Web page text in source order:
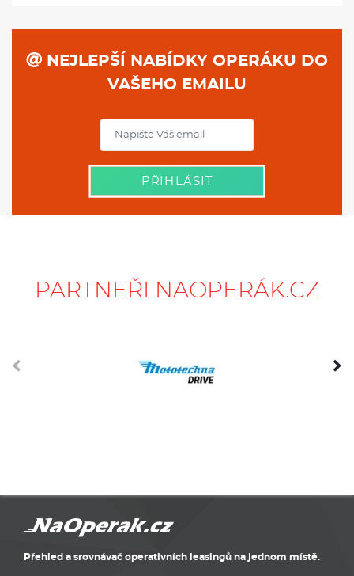
NEJLEPŠÍ NABÍDKY OPERÁKU DO
VAŠEHO EMAILU
PŘIHLÁSIT
PARTNEŘI NAOPERÁK.CZ
Přehled a srovnávač operativních leasingů na jednom místě.